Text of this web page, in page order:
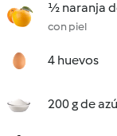
½ naranja
con piel
4 huevos
200 g de